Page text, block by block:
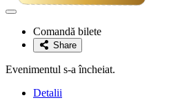
Adaugă
favoriteComandă bilete
Share
Evenimentul s-a încheiat.
Detalii